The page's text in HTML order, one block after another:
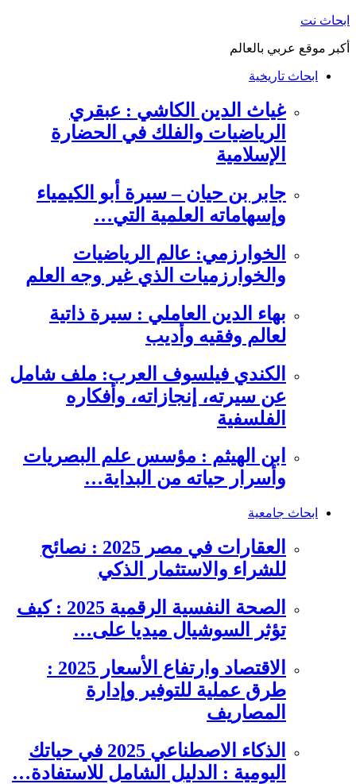
التجاوز
المحتوى
ابحاث نت
أكبر موقع عربي بالعالم
ابحاث تاريخية
غياث الدين الكاشي : عبقري
الرياضيات والفلك في الحضارة
الإسلامية
جابر بن حيان – سيرة أبو الكيمياء
وإسهاماته العلمية التي…
الخوارزمي: عالم الرياضيات
والخوارزميات الذي غير وجه العلم
بهاء الدين العاملي : سيرة ذاتية
لعالم وفقيه وأديب
الكندي فيلسوف العرب: ملف شامل
عن سيرته، إنجازاته، وأفكاره
الفلسفية
ابن الهيثم : مؤسس علم البصريات
وأسرار حياته من البداية…
ابحاث جامعية
العقارات في مصر 2025 : نصائح
للشراء والاستثمار الذكي
الصحة النفسية الرقمية 2025 : كيف
تؤثر السوشيال ميديا على…
الاقتصاد وارتفاع الأسعار 2025 :
طرق عملية للتوفير وإدارة
المصاريف
الذكاء الاصطناعي 2025 في حياتك
اليومية : الدليل الشامل للاستفادة…